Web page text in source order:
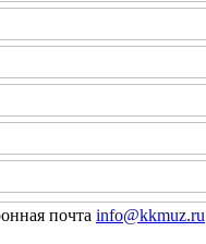
почта info@kkmuz.ru